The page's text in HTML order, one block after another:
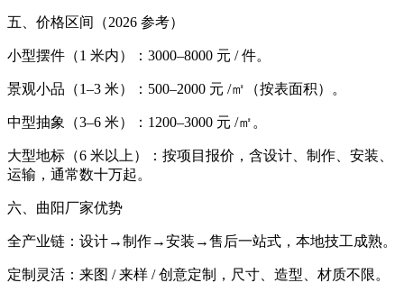
五、价格区间（2026 参考）
小型摆件（1 米内）：3000–8000 元 / 件。
景观小品（1–3 米）：500–2000 元 /㎡（按表面积）。
中型抽象（3–6 米）：1200–3000 元 /㎡。
大型地标（6 米以上）：按项目报价，含设计、制作、安装、
运输，通常数十万起。
六、曲阳厂家优势
全产业链：设计→制作→安装→售后一站式，本地技工成熟。
定制灵活：来图 / 来样 / 创意定制，尺寸、造型、材质不限。